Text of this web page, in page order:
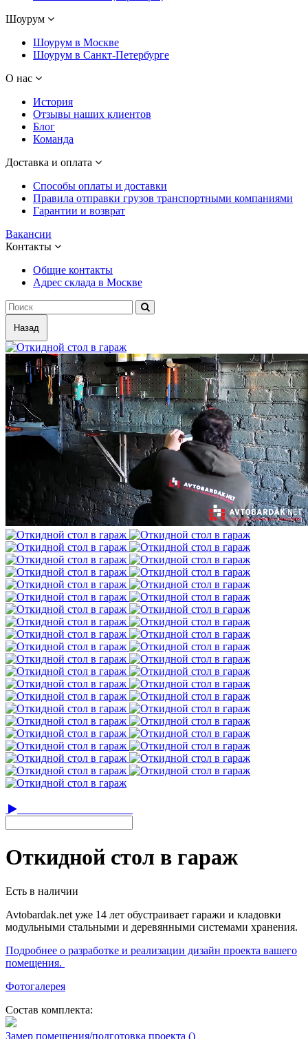
Шоурум
Шоурум в Москве
Шоурум в Санкт-Петербурге
О нас
История
Отзывы наших клиентов
Блог
Команда
Доставка и оплата
Способы оплаты и доставки
Правила отправки грузов транспортными компаниями
Гарантии и возврат
Вакансии
Контакты
Общие контакты
Адрес склада в Москве
Назад
Откидной стол в гараж
Есть в наличии
Avtobardak.net уже 14 лет обустраивает гаражи и кладовки
модульными стальными и деревянными системами хранения.
Подробнее о разработке и реализации дизайн проекта вашего
помещения.
Фотогалерея
Состав комплекта:
Замер помещения/подготовка проекта ()